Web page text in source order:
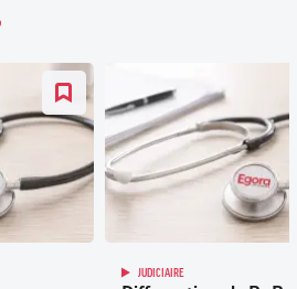
JUDICIAIRE